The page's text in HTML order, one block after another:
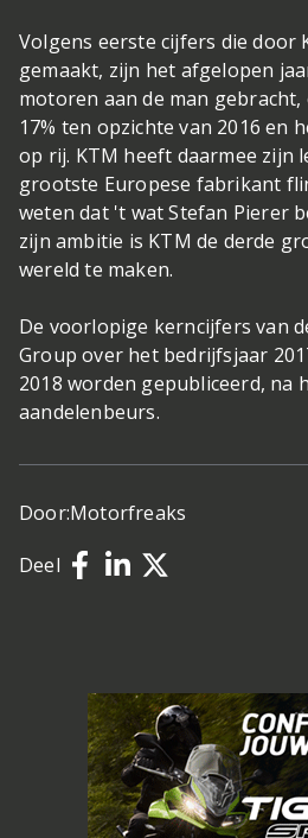
Volgens eerste cijfers die door
gemaakt, zijn het afgelopen
motoren aan de man
17% ten opzichte van 2016 en
op rij. KTM heeft daarmee zijn
grootste Europese fabrikant
weten dat 't wat Stefan Pierer
zijn ambitie is KTM de derde
wereld te maken.
De voorlopige kerncijfers van
Group over het bedrijfsjaar
2018 worden gepubliceerd, na
aandelenbeurs.
Door:Motorfreaks
Deel